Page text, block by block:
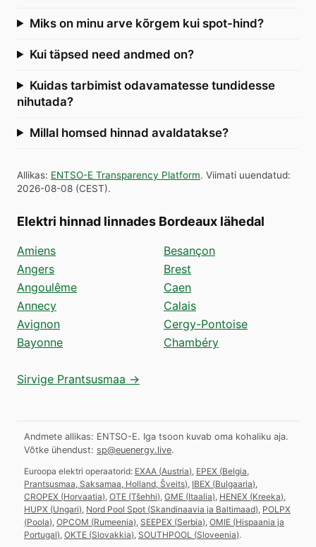
Miks on minu arve kõrgem kui spot-hind?
Kui täpsed need andmed on?
Kuidas tarbimist odavamatesse tundidesse
nihutada?
Millal homsed hinnad avaldatakse?
Allikas: ENTSO-E Transparency Platform. Viimati uuendatud:
2026-08-08 (CEST).
Elektri hinnad linnades Bordeaux lähedal
Amiens
Angers
Angoulême
Annecy
Avignon
Bayonne
Besançon
Brest
Caen
Calais
Cergy-Pontoise
Chambéry
Sirvige Prantsusmaa →
Andmete allikas: ENTSO-E. Iga tsoon kuvab oma kohaliku aja.
Võtke ühendust: sp@euenergy.live.
Euroopa elektri operaatorid: EXAA (Austria) EPEX (Belgia,
Prantsusmaa, Saksamaa, Holland, Šveits) IBEX (Bulgaaria)
CROPEX (Horvaatia) OTE (Tšehhi) GME (Itaalia) HENEX (Kreeka)
HUPX (Ungari) Nord Pool Spot (Skandinaavia ja Baltimaad) POLPX
(Poola) OPCOM (Rumeenia) SEEPEX (Serbia) OMIE (Hispaania ja
Portugal) OKTE (Slovakkia) SOUTHPOOL (Sloveenia).